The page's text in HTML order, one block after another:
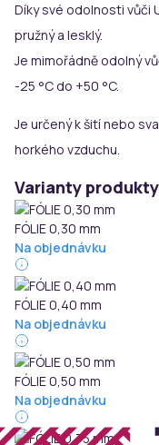
Díky své odolnosti vůči
pružný a lesklý.
Je mimořádně odolný
-25 °C do +50 °C.
Je určený k šití nebo
horkého vzduchu.
Varianty produkty
FÓLIE 0,30 mm
Na objednávku
FÓLIE 0,40 mm
Na objednávku
FÓLIE 0,50 mm
Na objednávku